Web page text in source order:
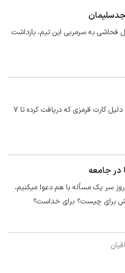
فحاشی به سرمربی این تیم، بازداشت
بر اساس گزارش‌ها، سرخیو راموس ممکن است به دلیل کارت قرمزی که دریافت کرده تا ۷
در جامعه
روز سر یک مسأله با هم دعوا میکنیم،
برای چیست؟ برای خداست؟